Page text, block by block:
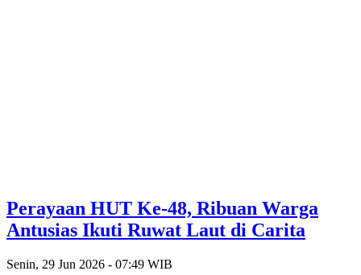
Perayaan HUT Ke-48, Ribuan Warga
Antusias Ikuti Ruwat Laut di Carita
Senin, 29 Jun 2026 - 07:49 WIB